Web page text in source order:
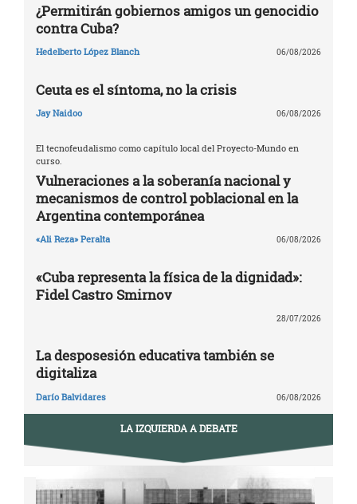
¿Permitirán gobiernos amigos un genocidio
contra Cuba?
Hedelberto López Blanch 06/08/2026
Ceuta es el síntoma, no la crisis
Jay Naidoo 06/08/2026
El tecnofeudalismo como capítulo local del Proyecto-Mundo en
curso.
Vulneraciones a la soberanía nacional y
mecanismos de control poblacional en la
Argentina contemporánea
«Ali Reza» Peralta 06/08/2026
«Cuba representa la física de la dignidad»:
Fidel Castro Smirnov
28/07/2026
La desposesión educativa también se
digitaliza
Darío Balvidares 06/08/2026
LA IZQUIERDA A DEBATE